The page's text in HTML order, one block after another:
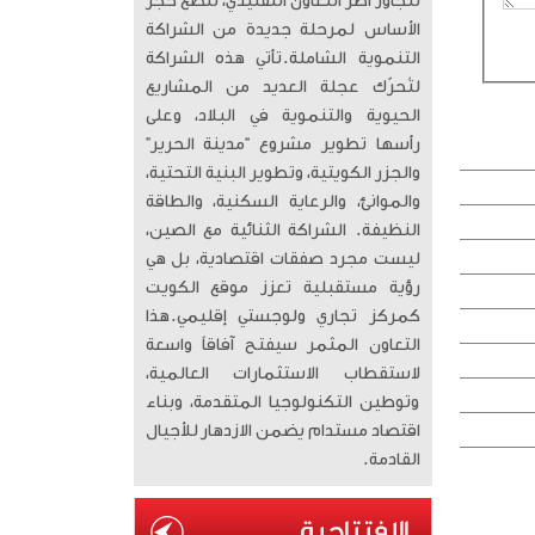
الأساس لمرحلة جديدة من الشراكة
التنموية الشاملة. ​تأتي هذه الشراكة
لتُحرّك عجلة العديد من المشاريع
الحيوية والتنموية في البلاد، وعلى
رأسها تطوير مشروع “مدينة الحرير”
والجزر الكويتية، وتطوير البنية التحتية،
والموانئ، والرعاية السكنية، والطاقة
النظيفة. الشراكة الثنائية مع الصين،
ليست مجرد صفقات اقتصادية، بل هي
رؤية مستقبلية تعزز موقع الكويت
كمركز تجاري ولوجستي إقليمي. ​هذا
التعاون المثمر سيفتح آفاقاً واسعة
لاستقطاب الاستثمارات العالمية،
وتوطين التكنولوجيا المتقدمة، وبناء
اقتصاد مستدام يضمن الازدهار للأجيال
القادمة.